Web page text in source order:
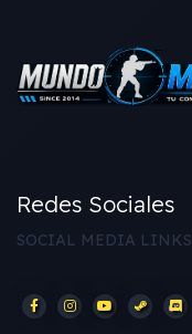
Redes Sociales
SOCIAL MEDIA LINKS